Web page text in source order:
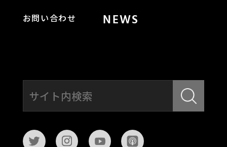
お問い合わせ NEWS